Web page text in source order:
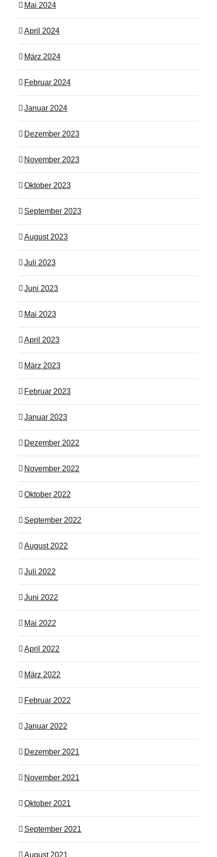
Mai 2024
April 2024
März 2024
Februar 2024
Januar 2024
Dezember 2023
November 2023
Oktober 2023
September 2023
August 2023
Juli 2023
Juni 2023
Mai 2023
April 2023
März 2023
Februar 2023
Januar 2023
Dezember 2022
November 2022
Oktober 2022
September 2022
August 2022
Juli 2022
Juni 2022
Mai 2022
April 2022
März 2022
Februar 2022
Januar 2022
Dezember 2021
November 2021
Oktober 2021
September 2021
August 2021